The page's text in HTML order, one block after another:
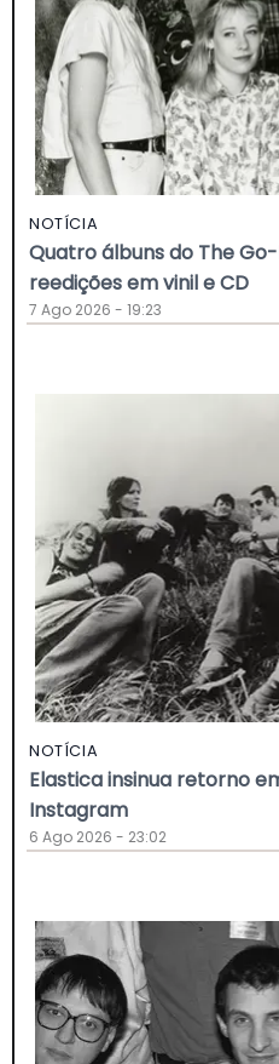
NOTÍCIA
Quatro álbuns do The
reedições em vinil e CD
7 Ago 2026 - 19:23
NOTÍCIA
Elastica insinua retorno
Instagram
6 Ago 2026 - 23:02